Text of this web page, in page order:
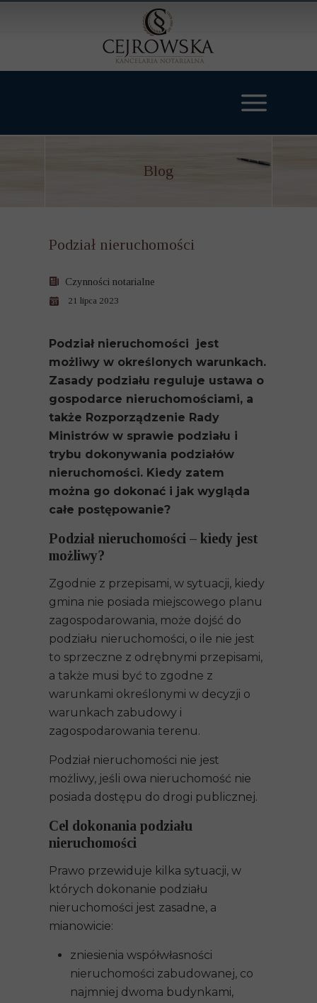
Blog
21 lipca 2023
Czynności notarialne
Podział nieruchomości
Podział nieruchomości jest
możliwy w określonych warunkach.
Zasady podziału reguluje ustawa o
gospodarce nieruchomościami, a
także Rozporządzenie Rady
Ministrów w sprawie podziału i
trybu dokonywania podziałów
nieruchomości. Kiedy zatem
można go dokonać i jak wygląda
całe postępowanie?
Podział nieruchomości – kiedy jest
możliwy?
Zgodnie z przepisami, w sytuacji, kiedy
gmina nie posiada miejscowego planu
zagospodarowania, może dojść do
podziału nieruchomości, o ile nie jest
to sprzeczne z odrębnymi przepisami,
a także musi być to zgodne z
warunkami określonymi w decyzji o
warunkach zabudowy i
zagospodarowania terenu.
Podział nieruchomości nie jest
możliwy, jeśli owa nieruchomość nie
posiada dostępu do drogi publicznej.
Cel dokonania podziału
nieruchomości
Prawo przewiduje kilka sytuacji, w
których dokonanie podziału
nieruchomości jest zasadne, a
mianowicie:
zniesienia współwłasności
nieruchomości zabudowanej, co
najmniej dwoma budynkami,